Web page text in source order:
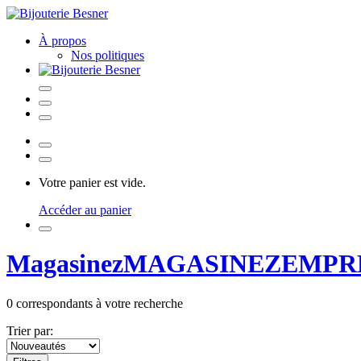
À propos
Nos politiques
Votre panier est vide.
Accéder au panier
MagasinezMAGASINEZ
0 correspondants à votre recherche
Trier par: